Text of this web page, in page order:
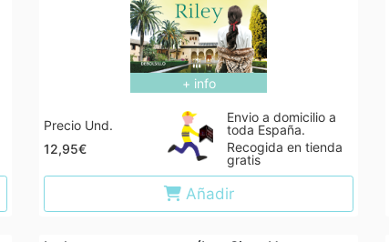
+ info
Precio Und.
12,95€
Envio a domicilio a
toda España.
Recogida en tienda
gratis
Añadir